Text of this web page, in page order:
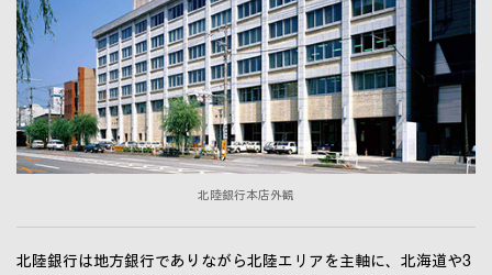
北陸銀行本店外観
北陸銀行は地方銀行でありながら北陸エリアを主軸に、北海道や3